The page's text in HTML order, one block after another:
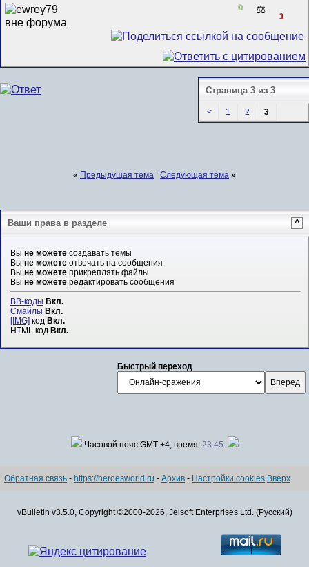
0 ⚖️
1
Страница 3 из 3
< 1 2 3
« Предыдущая тема Следующая тема »
Ваши права в разделе ^
Вы не можетесоздавать темы
Вы не можетеотвечать на сообщения
Вы не можетеприкреплять файлы
Вы не можетередактировать сообщения
BB-коды Вкл.
Смайлы Вкл.
[IMG] код Вкл.
HTML код Вкл.
Быстрый переход
Часовой пояс GMT +4, время: 23:45
Обратная связь - https://heroesworld.ru - Архив - Настройки cookies Вверх
vBulletin v3.5.0, Copyright ©2000-2026, Jelsoft Enterprises Ltd. (Русский)